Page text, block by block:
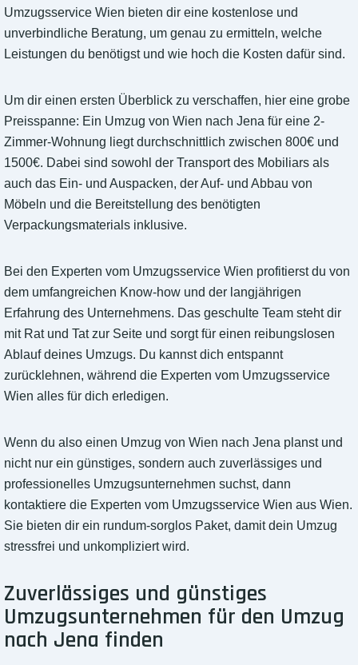
Umzugsservice Wien bieten dir eine kostenlose und
unverbindliche Beratung, um genau zu ermitteln, welche
Leistungen du benötigst und wie hoch die Kosten dafür sind.
Um dir einen ersten Überblick zu verschaffen, hier eine grobe
Preisspanne: Ein Umzug von Wien nach Jena für eine 2-
Zimmer-Wohnung liegt durchschnittlich zwischen 800€ und
1500€. Dabei sind sowohl der Transport des Mobiliars als
auch das Ein- und Auspacken, der Auf- und Abbau von
Möbeln und die Bereitstellung des benötigten
Verpackungsmaterials inklusive.
Bei den Experten vom Umzugsservice Wien profitierst du von
dem umfangreichen Know-how und der langjährigen
Erfahrung des Unternehmens. Das geschulte Team steht dir
mit Rat und Tat zur Seite und sorgt für einen reibungslosen
Ablauf deines Umzugs. Du kannst dich entspannt
zurücklehnen, während die Experten vom Umzugsservice
Wien alles für dich erledigen.
Wenn du also einen Umzug von Wien nach Jena planst und
nicht nur ein günstiges, sondern auch zuverlässiges und
professionelles Umzugsunternehmen suchst, dann
kontaktiere die Experten vom Umzugsservice Wien aus Wien.
Sie bieten dir ein rundum-sorglos Paket, damit dein Umzug
stressfrei und unkompliziert wird.
Zuverlässiges und günstiges
Umzugsunternehmen für den Umzug
nach Jena finden